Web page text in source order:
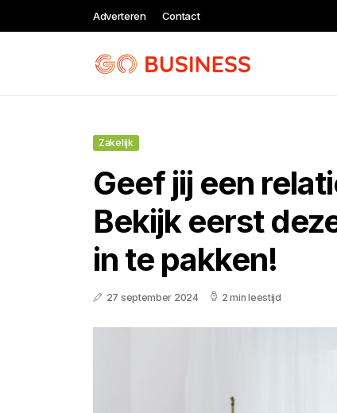
Adverteren Contact
Zakelijk
Geef jij een
Bekijk eerst
in te pakken!
27 september 2024 2 min leestijd